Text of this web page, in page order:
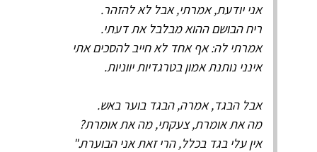
אני יודעת, אמרתי, אבל לא להזהר.
ריח הבושם ההוא מבלבל את דעתי.
אמרתי לה: אף אחד לא חייב להסכים אתי
אינני נותנת אמון בטרגדיות יווניות.
אבל הבגד, אמרה, הבגד בוער באש.
מה את אומרת, צעקתי, מה את אומרת?
אין עלי בגד בכלל, הרי זאת אני הבוערת."